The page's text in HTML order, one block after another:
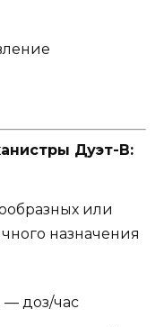
Дуэт-В:
или
назначения
— доз/час